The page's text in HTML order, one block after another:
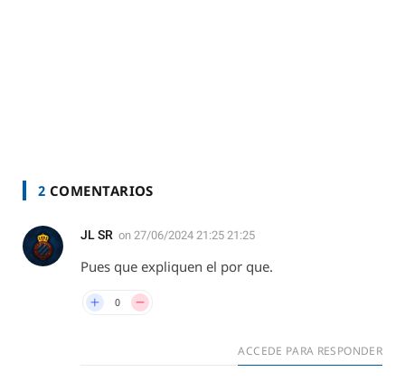
2 COMENTARIOS
JL SR on 27/06/2024 21:25 21:25
Pues que expliquen el por que.
0
ACCEDE PARA RESPONDER